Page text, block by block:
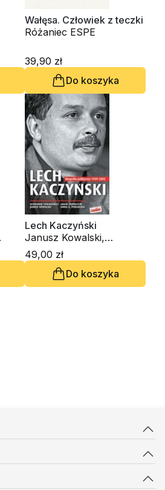
Wałęsa. Człowiek z teczki
Różaniec ESPE
39,90 zł
Do koszyka
Lech Kaczyński
Janusz Kowalski,
Różaniec ESPE, Anna K.
Piekarska
49,00 zł
Do koszyka